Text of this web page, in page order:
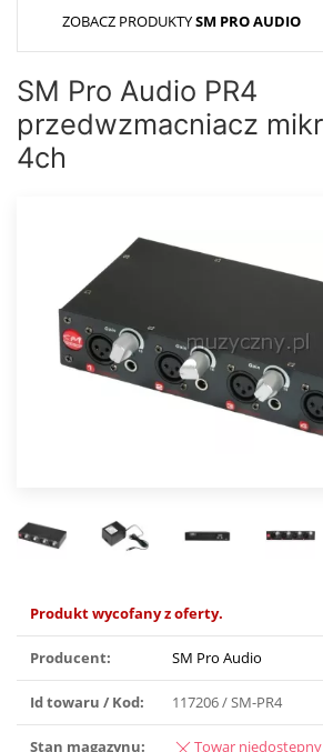
ZOBACZ PRODUKTYSM PRO AUDIO
SM Pro Audio PR4
przedwzmacniacz
4ch
Produkt wycofany z oferty.
Producent: SM Pro Audio
Id towaru / Kod: 117206 / SM-PR4
Stan magazynu: Towar niedostępny